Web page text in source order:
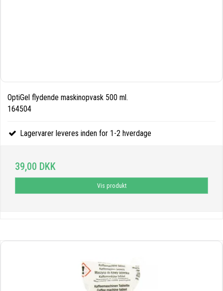
OptiGel flydende maskinopvask 500 ml.
164504
Lagervarer leveres inden for 1-2 hverdage
39,00 DKK
Vis produkt